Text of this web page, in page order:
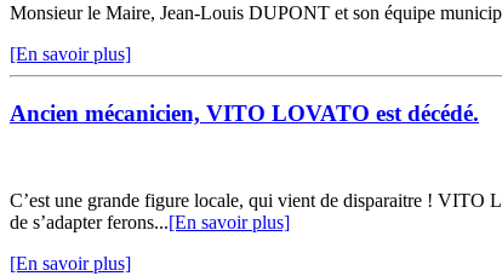
Monsieur le Maire, Jean-Louis DUPONT et son équipe
[En savoir plus]
Ancien mécanicien, VITO LOVATO est décédé.
C’est une grande figure locale, qui vient de disparaitre ! VITO
de s’adapter ferons...[En savoir plus]
[En savoir plus]